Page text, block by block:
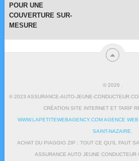
POUR UNE
COUVERTURE SUR-
MESURE
© 2026
© 2023 ASSURANCE-AUTO-JEUNE-
CRÉATION SITE INTERNET ET TARIF
WWW.LAPETITEWEBAGENCY.COM AGENCE
SAINT-NAZAIRE
ACHAT DU PIAGGIO ZIP : TOUT CE QU’IL FAUT
ASSURANCE AUTO JEUNE CONDUCTEUR